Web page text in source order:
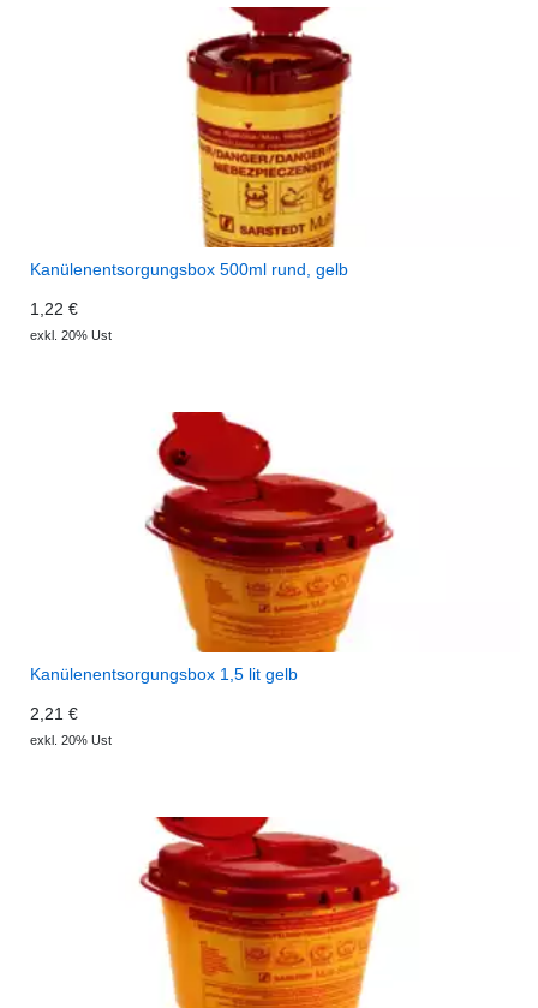
Kanülenentsorgungsbox 500ml rund, gelb
1,22 €
exkl. 20% Ust
Kanülenentsorgungsbox 1,5 lit gelb
2,21 €
exkl. 20% Ust